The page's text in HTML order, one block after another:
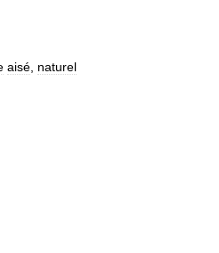
aisé naturel